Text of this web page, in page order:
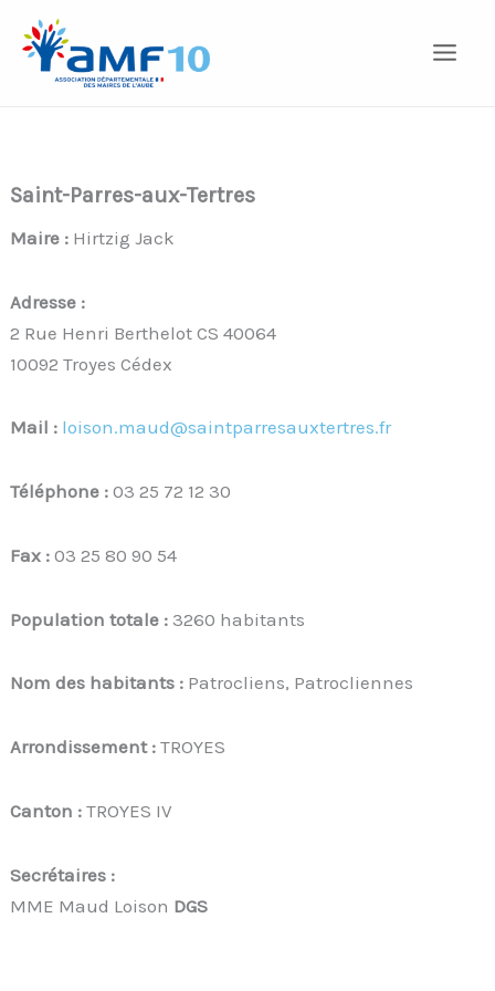
contenu
Saint-Parres-aux-Tertres
Maire : Hirtzig Jack
Adresse :
2 Rue Henri Berthelot CS 40064
10092 Troyes Cédex
Mail : loison.maud@saintparresauxtertres.fr
Téléphone :03 25 72 12 30
Fax :03 25 80 90 54
Population totale : 3260 habitants
Nom des habitants : Patrocliens, Patrocliennes
Arrondissement :TROYES
Canton :TROYES IV
Secrétaires :
MME Maud Loison DGS